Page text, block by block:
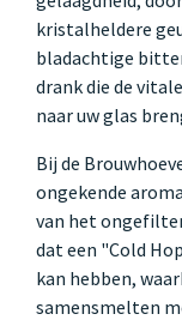
kristalheldere
bladachtige
drank die de
naar uw glas
Bij de
ongekende
van het
dat een "Cold
kan hebben,
samensmelten